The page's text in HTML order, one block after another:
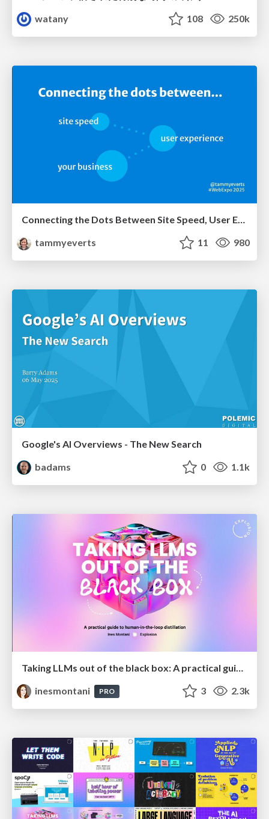
watany
108 250k
Connecting the Dots Between Site Speed, User Experience & Your Business [WebExpo 2025]
tammyeverts
11 980
Google's AI Overviews - The New Search
badams
0 1.1k
Taking LLMs out of the black box: A practical guide to human-in-the-loop distillation
inesmontani
PRO 3 2.3k